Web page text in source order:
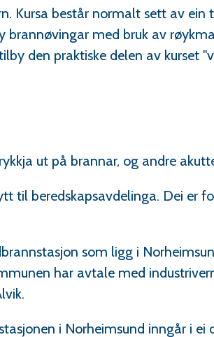
Kursa består normalt sett av ein
brannøvingar med bruk av
den praktiske delen av kurset
ut på brannar, og andre
til beredskapsavdelinga. Dei er
som ligg i
har avtale med
i Norheimsund inngår i ei